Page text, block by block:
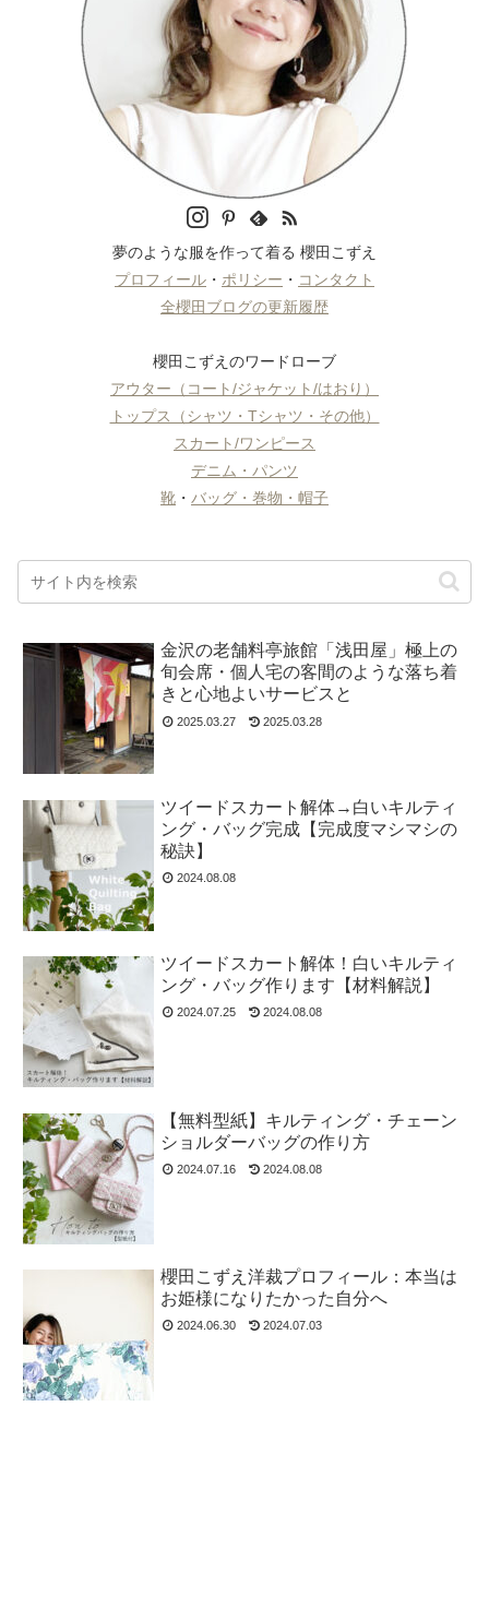
夢のような服を作って着る 櫻田こずえ
プロフィール ・ ポリシー ・ コンタクト
全櫻田ブログの更新履歴
櫻田こずえのワードローブ
アウター（コート/ジャケット/はおり）
トップス（シャツ・Tシャツ・その他）
スカート/ワンピース
デニム・パンツ
靴 ・ バッグ・巻物・帽子
金沢の老舗料亭旅館「浅田屋」極上の
旬会席・個人宅の客間のような落ち着
きと心地よいサービスと
2025.03.27 2025.03.28
ツイードスカート解体→白いキルティ
ング・バッグ完成【完成度マシマシの
秘訣】
2024.08.08
ツイードスカート解体！白いキルティ
ング・バッグ作ります【材料解説】
2024.07.25 2024.08.08
【無料型紙】キルティング・チェーン
ショルダーバッグの作り方
2024.07.16 2024.08.08
櫻田こずえ洋裁プロフィール：本当は
お姫様になりたかった自分へ
2024.06.30 2024.07.03